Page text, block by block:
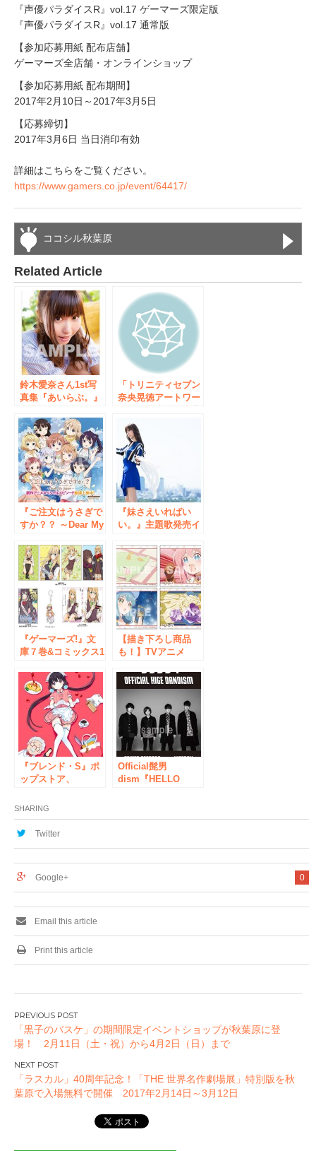
『声優パラダイスR』vol.17 ゲーマーズ限定版
『声優パラダイスR』vol.17 通常版
【参加応募用紙 配布店舗】
ゲーマーズ全店舗・オンラインショップ
【参加応募用紙 配布期間】
2017年2月10日～2017年3月5日
【応募締切】
2017年3月6日 当日消印有効
詳細はこちらをご覧ください。
https://www.gamers.co.jp/event/64417/
ココシル秋葉原
Related Article
鈴木愛奈さん1st写
真集『あいらぶ。』
AKIHABARAゲーマ
ーズ本店にて7/22開
催決定！
「トリニティセブン
奈央晃徳アートワー
&サイトウケンジ先
生 Wサイン会が
10/14 AKIHABARA
ゲーマーズ本店にて
開催決定！描き下ろ
しタペストリー付ゲ
ーマーズ限定版も発
売！
『ご注文はうさぎで
すか？？ ～Dear My
ズ本店にて特製ステ
ッカー配布
『妹さえいればい
い。』主題歌発売イ
ChouCho・結城ア
イラ ミニライブも
『ゲーマーズ!』文
庫７巻&コミックス1
AKIHABARAゲーマ
ーズ本店にて3/22よ
りミニミュージアム
が開催！文庫７巻に
は【葵せきな先生書
き下ろし特典】も！
【描き下ろし商品
も！】TVアニメ
ップアップストアが
3/16〜開催決定！
『ブレンド・S』ポ
ップストア、
ーズにて開催中！
Official髭男
dism『HELLO
ペーン開催で大プッ
SHARING
Twitter
0
Google+
Email this article
Print this article
投
稿
ナ
ビ
ゲ
「黒子のバスケ」の期間限定イベントショップが秋葉原に登
場！ 2月11日（土・祝）から4月2日（日）まで
「ラスカル」40周年記念！「THE 世界名作劇場展」特別版を秋
葉原で入場無料で開催 2017年2月14日～3月12日